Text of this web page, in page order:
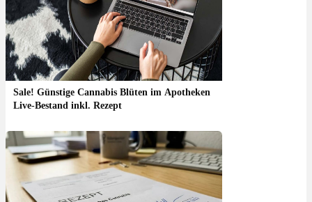
Sale! Günstige Cannabis Blüten im Apotheken
Live-Bestand inkl. Rezept